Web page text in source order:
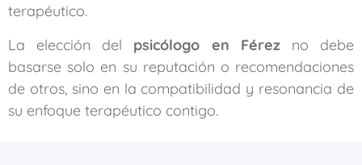
terapéutico.
La elección del psicólogo en Férez no debe
basarse solo en su reputación o recomendaciones
de otros, sino en la compatibilidad y resonancia de
su enfoque terapéutico contigo.